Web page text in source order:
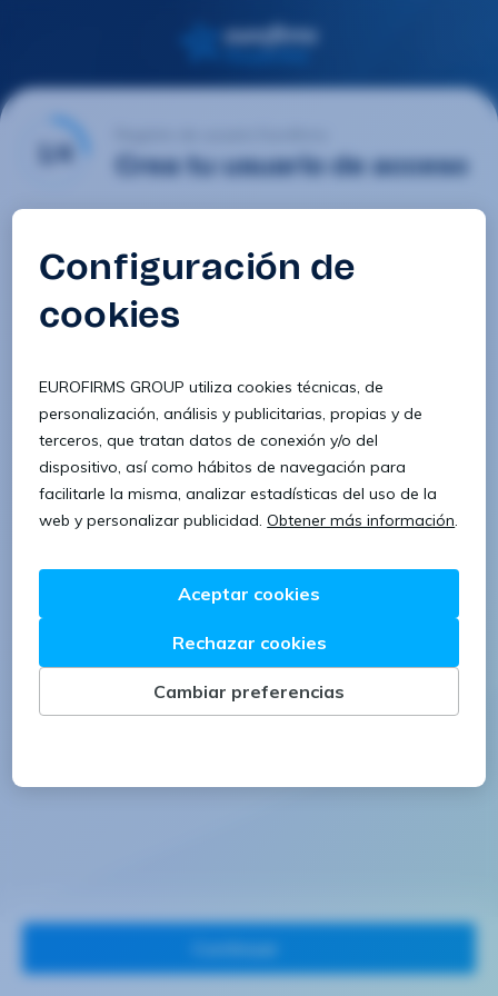
1/4 Crea tu usuario de acceso
Contraseña
Confirmar contraseña
8 caracteres 1 letra minúscula
1 letra mayúscula 1 número